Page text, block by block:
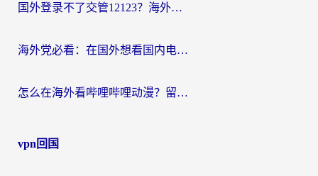
国外登录不了交管12123？海外华人亲测有效的回国加速器选择指南
海外党必看：在国外想看国内电视剧用什么软件？3步解决地域限制
怎么在海外看哔哩哔哩动漫？留学生亲测有效的回国加速方案
vpn回国